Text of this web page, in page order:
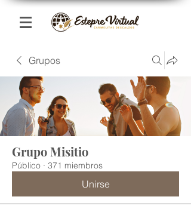
Grupos
Grupo Misitio
Público · 371 miembros
Unirse